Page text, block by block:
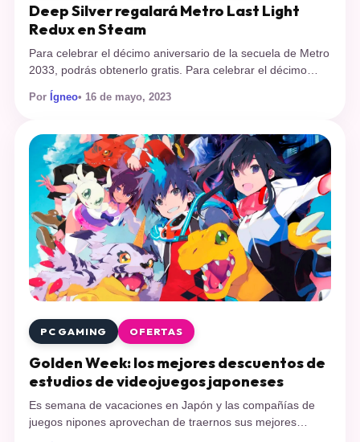
Deep Silver regalará Metro Last Light
Redux en Steam
Para celebrar el décimo aniversario de la secuela de Metro
2033, podrás obtenerlo gratis. Para celebrar el décimo
Last Light, una de las sagas más populares de los
regalar el juego en Steam desde el 18 hasta el […]
Por Ígneo• 16 de mayo, 2023
PC GAMING OFERTAS
Golden Week: los mejores descuentos de
estudios de videojuegos japoneses
Es semana de vacaciones en Japón y las compañías de
juegos nipones aprovechan de traernos sus mejores